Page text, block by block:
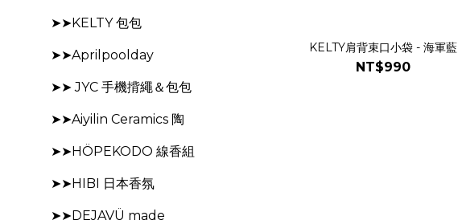
➤➤KELTY 包包
➤➤Aprilpoolday
➤➤ JYC 手機揹繩＆包包
➤➤Aiyilin Ceramics 陶
➤➤HÖPEKODO 線香組
➤➤HIBI 日本香氛
➤➤DEJAVÜ made
KELTY肩背束口小袋 - 海軍藍
NT$990